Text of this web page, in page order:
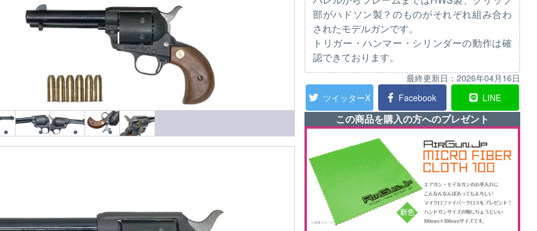
部がハドソン製？のものがそれぞれ組み合わ
されたモデルガンです。
トリガー・ハンマー・シリンダーの動作は確
認できております。
最終更新日： 2026年04月16日
ツイッターX
Facebook LINE
この商品を購入の方へのプレゼント